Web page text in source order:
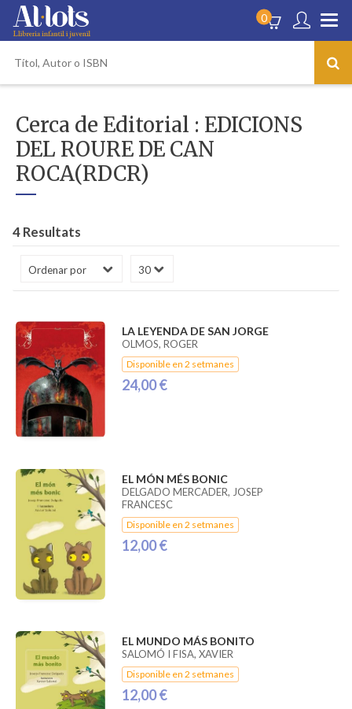
0
Cerca de Editorial : EDICIONS
DEL ROURE DE CAN
ROCA(RDCR)
4 Resultats
LA LEYENDA DE SAN JORGE
OLMOS, ROGER
Disponible en 2 setmanes
24,00 €
EL MÓN MÉS BONIC
DELGADO MERCADER, JOSEP
FRANCESC
Disponible en 2 setmanes
12,00 €
EL MUNDO MÁS BONITO
SALOMÓ I FISA, XAVIER
Disponible en 2 setmanes
12,00 €